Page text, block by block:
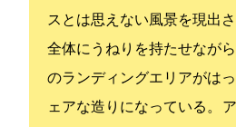
スとは思えない風景を現出
全体にうねりを持たせなが
のランディングエリアがは
ェアな造りになっている。